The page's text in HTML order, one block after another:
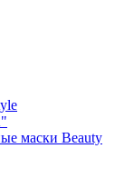
маски Beauty